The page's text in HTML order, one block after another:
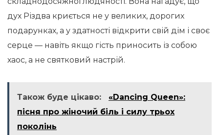
дух Різдва криється не у великих, дорогих
подарунках, а у здатності відкрити свій дім і своє
серце — навіть якщо гість приносить із собою
хаос, а не святковий настрій.
Також буде цікаво:
«Dancing Queen»:
пісня про жіночий біль і силу трьох
поколінь